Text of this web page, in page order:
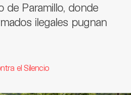
de Paramillo, donde
ilegales pugnan
el Silencio